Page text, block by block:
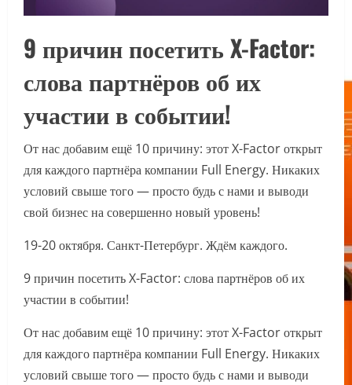
9 причин посетить X-Factor:
слова партнёров об их
участии в событии!
От нас добавим ещё 10 причину: этот X-Factor открыт
для каждого партнёра компании Full Energy. Никаких
условий свыше того — просто будь с нами и выводи
свой бизнес на совершенно новый уровень!
19-20 октября. Санкт-Петербург. Ждём каждого.
9 причин посетить X-Factor: слова партнёров об их
участии в событии!
От нас добавим ещё 10 причину: этот X-Factor открыт
для каждого партнёра компании Full Energy. Никаких
условий свыше того — просто будь с нами и выводи